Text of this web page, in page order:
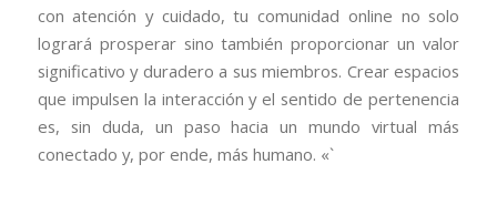
con atención y cuidado, tu comunidad online no solo
logrará prosperar sino también proporcionar un valor
significativo y duradero a sus miembros. Crear espacios
que impulsen la interacción y el sentido de pertenencia
es, sin duda, un paso hacia un mundo virtual más
conectado y, por ende, más humano. «`